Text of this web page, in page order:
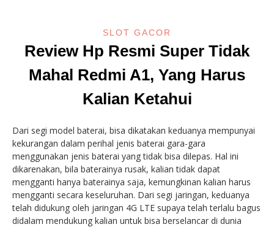
SLOT GACOR
Review Hp Resmi Super Tidak
Mahal Redmi A1, Yang Harus
Kalian Ketahui
Dari segi model baterai, bisa dikatakan keduanya mempunyai
kekurangan dalam perihal jenis baterai gara-gara
menggunakan jenis baterai yang tidak bisa dilepas. Hal ini
dikarenakan, bila baterainya rusak, kalian tidak dapat
mengganti hanya baterainya saja, kemungkinan kalian harus
mengganti secara keseluruhan. Dari segi jaringan, keduanya
telah didukung oleh jaringan 4G LTE supaya telah terlalu bagus
didalam mendukung kalian untuk bisa berselancar di dunia